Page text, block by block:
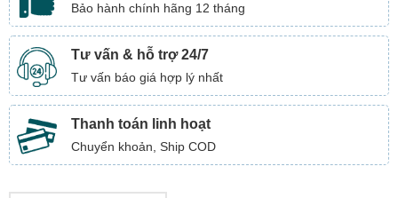
Bảo hành chính hãng 12 tháng
Tư vấn & hỗ trợ 24/7
Tư vấn báo giá hợp lý nhất
Thanh toán linh hoạt
Chuyển khoản, Ship COD